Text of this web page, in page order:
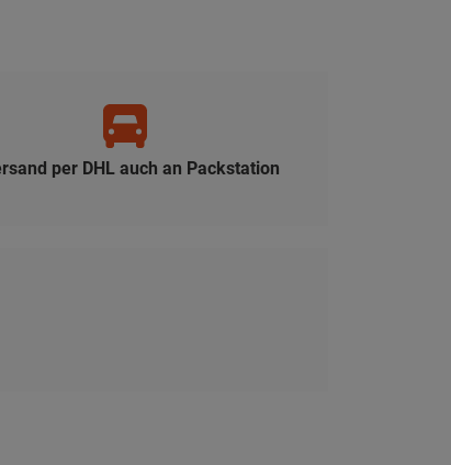
per DHL auch an Packstation